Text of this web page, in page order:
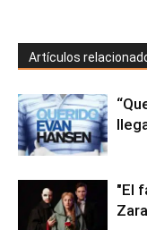
Artículos
"El